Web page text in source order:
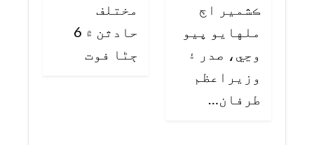
ڪشمير اڄ
ملهايو پيو
وڃي، صدر ۽
وزيراعظم
طرفان…
مختلف
حادثن ۾ 6
ڄڻا فوت